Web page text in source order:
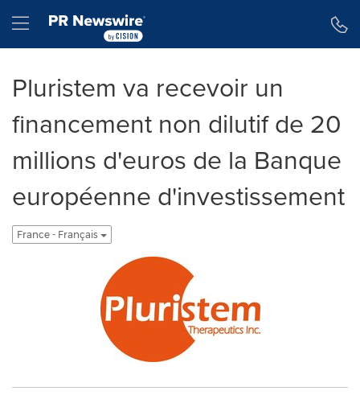
Hamburger menu
Pluristem va recevoir un
financement non dilutif de 20
millions d'euros de la Banque
européenne d'investissement
France - Français